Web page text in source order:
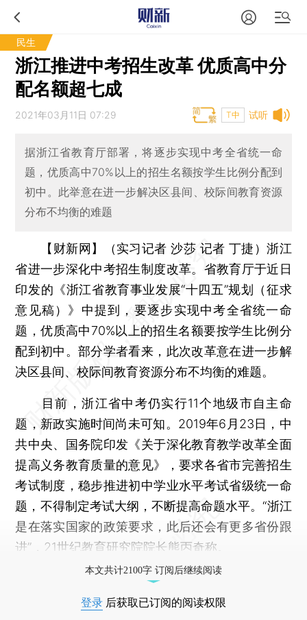
民生
浙江推进中考招生改革 优质高中分
配名额超七成
试听
2021年03月11日 07:29 T中
据浙江省教育厅部署，将逐步实现中考全省统一命
题，优质高中70%以上的招生名额按学生比例分配到
初中。此举意在进一步解决区县间、校际间教育资源
分布不均衡的难题
【财新网】（实习记者 沙莎 记者 丁捷）浙江
省进一步深化中考招生制度改革。省教育厅于近日
印发的《浙江省教育事业发展“十四五”规划（征求
意见稿）》中提到，要逐步实现中考全省统一命
题，优质高中70%以上的招生名额要按学生比例分
配到初中。部分学者看来，此次改革意在进一步解
决区县间、校际间教育资源分布不均衡的难题。
目前，浙江省中考仍实行11个地级市自主命
题，新政实施时间尚未可知。2019年6月23日，中
共中央、国务院印发《关于深化教育教学改革全面
提高义务教育质量的意见》，要求各省市完善招生
考试制度，稳步推进初中学业水平考试省级统一命
题，不得制定考试大纲，不断提高命题水平。“浙江
是在落实国家的政策要求，此后还会有更多省份跟
进”，21世纪教育研究院院长熊丙奇称。
本文共计2100字 订阅后继续阅读
登录 后获取已订阅的阅读权限